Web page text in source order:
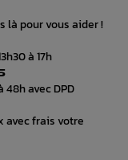
là pour vous aider !
à 17h
48h avec DPD
avec frais votre